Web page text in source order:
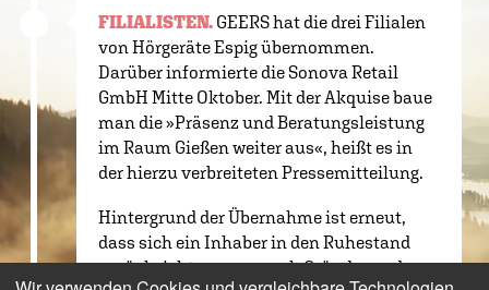
FILIALISTEN. GEERS hat die drei Filialen
von Hörgeräte Espig übernommen.
Darüber informierte die Sonova Retail
GmbH Mitte Oktober. Mit der Akquise baue
man die »Präsenz und Beratungsleistung
im Raum Gießen weiter aus«, heißt es in
der hierzu verbreiteten Pressemitteilung.
Hintergrund der Übernahme ist erneut,
dass sich ein Inhaber in den Ruhestand
zurückzieht, so nun auch Gründer und